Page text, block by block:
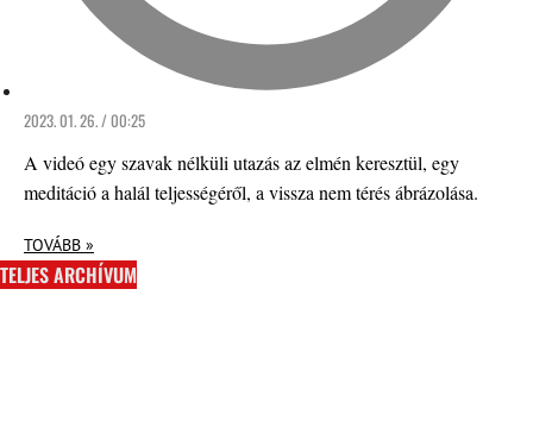
2023. 01. 26. / 00:25
A videó egy szavak nélküli utazás az elmén keresztül, egy
meditáció a halál teljességéről, a vissza nem térés ábrázolása.
TOVÁBB »
TELJES ARCHÍVUM